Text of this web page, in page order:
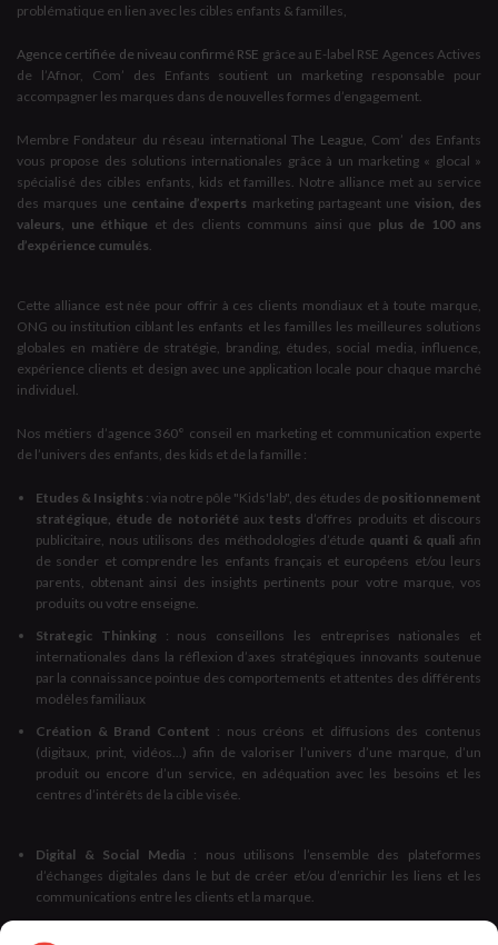
problématique en lien avec les cibles enfants & familles,
Agence certifiée de niveau confirmé RSE grâce au E-label RSE Agences Actives
de l’Afnor, Com’ des Enfants soutient un marketing responsable pour
accompagner les marques dans de nouvelles formes d’engagement.
Membre Fondateur du réseau internationalThe League, Com’ des Enfants
vous propose des solutions internationales grâce à un marketing « glocal »
spécialisé des cibles enfants, kids et familles. Notre alliance met au service
des marques une centaine d’experts marketing partageant une vision, des
valeurs, une éthique et des clients communs ainsi que plus de 100 ans
d’expérience cumulés.
Cette alliance est née pour offrir à ces clients mondiaux et à toute marque,
ONG ou institution ciblant les enfants et les familles les meilleures solutions
globales en matière de stratégie, branding, études, social media, influence,
expérience clients et design avec une application locale pour chaque marché
individuel.
Nos métiers d’agence 360° conseil en marketing et communication experte
de l’univers des enfants, des kids et de la famille :
Etudes & Insights : via notre pôle "Kids'lab", des études de positionnement
stratégique, étude de notoriété auxtests d’offres produits et discours
publicitaire, nous utilisons des méthodologies d’étude quanti & quali afin
de sonder et comprendre les enfants français et européens et/ou leurs
parents, obtenant ainsi des insights pertinents pour votre marque, vos
produits ou votre enseigne.
Strategic Thinking: nous conseillons les entreprises nationales et
internationales dans la réflexion d’axes stratégiques innovants soutenue
par la connaissance pointue des comportements et attentes des différents
modèles familiaux
Création & Brand Content : nous créons et diffusions des contenus
(digitaux, print, vidéos...) afin de valoriser l’univers d’une marque, d’un
produit ou encore d’un service, en adéquation avec les besoins et les
centres d’intérêts de la cible visée.
Digital & Social Media : nous utilisons l’ensemble des plateformes
d’échanges digitales dans le but de créer et/ou d’enrichir les liens et les
communications entre les clients et la marque.